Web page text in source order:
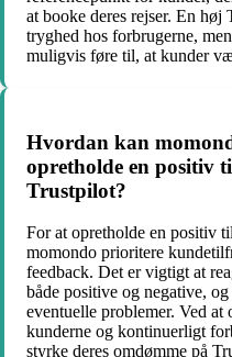
at booke deres rejser. En
tryghed hos forbrugerne,
muligvis føre til, at kunder
Hvordan kan
opretholde en positiv
Trustpilot?
For at opretholde en positiv
momondo prioritere
feedback. Det er vigtigt at
både positive og negative,
eventuelle problemer. Ved
kunderne og kontinuerligt
styrke deres omdømme på